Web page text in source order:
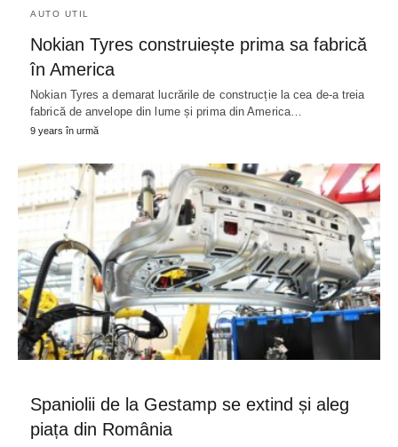
AUTO UTIL
Nokian Tyres construiește prima sa fabrică
în America
Nokian Tyres a demarat lucrările de construcție la cea de-a treia
fabrică de anvelope din lume și prima din America…
9 years în urmă
Spaniolii de la Gestamp se extind și aleg
piața din România